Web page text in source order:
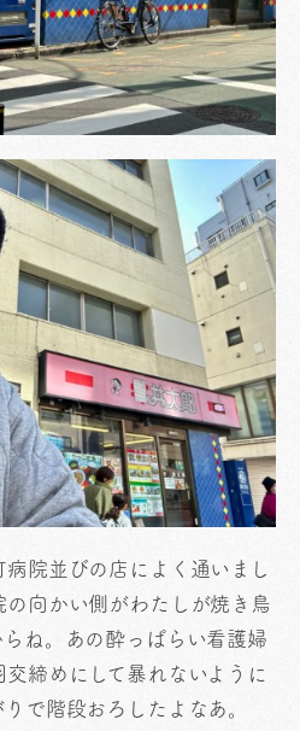
院並びの店によく通いまし
の向かい側がわたしが焼き鳥
ね。あの酔っぱらい看護婦
締めにして暴れないように
で階段おろしたよなあ。